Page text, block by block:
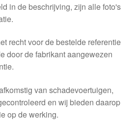
in de beschrijving, zijn alle foto's
recht voor de bestelde referentie
door de fabrikant aangewezen
van schadevoertuigen,
en wij bieden daarop
op de werking.